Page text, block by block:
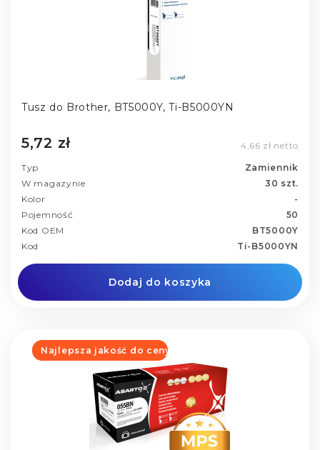
Tusz do Brother, BT5000Y, Ti-B5000YN
5,72 zł 4,66 zł netto
Typ
Zamiennik
W magazynie
30 szt.
Kolor
-
Pojemność
50
Kod OEM
BT5000Y
Kod
Ti-B5000YN
Dodaj do koszyka
Najlepsza jakość do ceny